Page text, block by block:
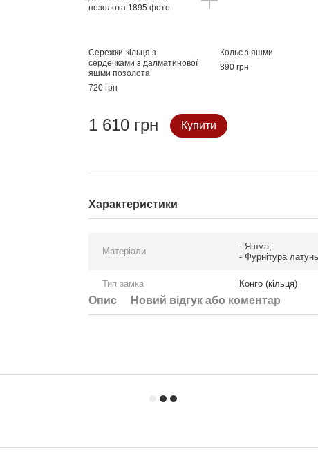
Сережки-кільця з
сердечками з далматинової
яшми позолота
720 грн
Кольє з яшми
890 грн
1 610 грн Купити
Характеристики
Матеріали
- Яшма;
- Фурнітура
Тип замка Конго (кільця)
Опис Новий відгук або коментар